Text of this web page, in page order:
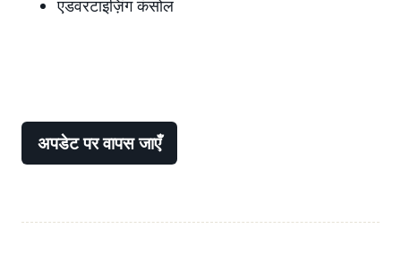
एडवरटाइज़िंग कंसोल
अपडेट पर वापस जाएँ